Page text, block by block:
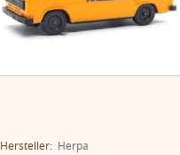
Hersteller: Herpa